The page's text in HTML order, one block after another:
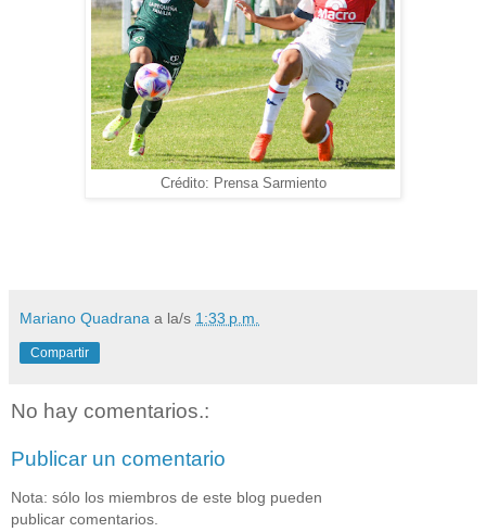
Crédito: Prensa Sarmiento
Mariano Quadrana a la/s 1:33 p.m.
Compartir
No hay comentarios.:
Publicar un comentario
Nota: sólo los miembros de este blog pueden
publicar comentarios.